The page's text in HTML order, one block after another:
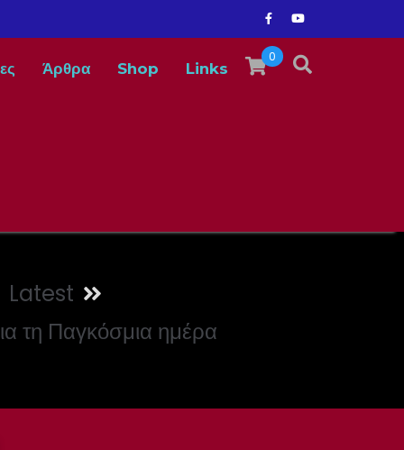
0
Άρθρα Shop Links
Latest
τη Παγκόσμια ημέρα